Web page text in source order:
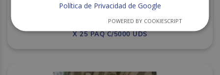
BROCHETA COCKTAIL 12 CM BOLA AMARILLA 200 UDS
X 25 PAQ C/5000 UDS
Política de Privacidad de Google
POWERED BY COOKIESCRIPT